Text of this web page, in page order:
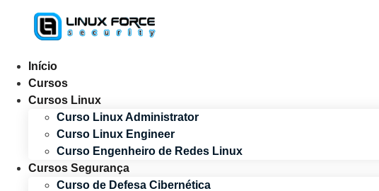
conteúdo
Início
Cursos
Cursos Linux
Curso Linux Administrator
Curso Linux Engineer
Curso Engenheiro de Redes Linux
Cursos Segurança
Curso de Defesa Cibernética